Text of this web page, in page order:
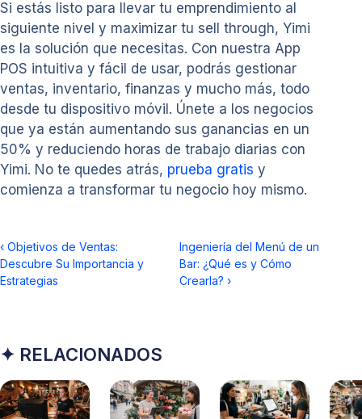
Si estás listo para llevar tu emprendimiento al
siguiente nivel y maximizar tu sell through, Yimi
es la solución que necesitas. Con nuestra App
POS intuitiva y fácil de usar, podrás gestionar
ventas, inventario, finanzas y mucho más, todo
desde tu dispositivo móvil. Únete a los negocios
que ya están aumentando sus ganancias en un
50% y reduciendo horas de trabajo diarias con
Yimi. No te quedes atrás, prueba gratis y
comienza a transformar tu negocio hoy mismo.
‹ Objetivos de Ventas:
Descubre Su Importancia y
Estrategias
Ingeniería del Menú de un
Bar: ¿Qué es y Cómo
Crearla? ›
✦ RELACIONADOS